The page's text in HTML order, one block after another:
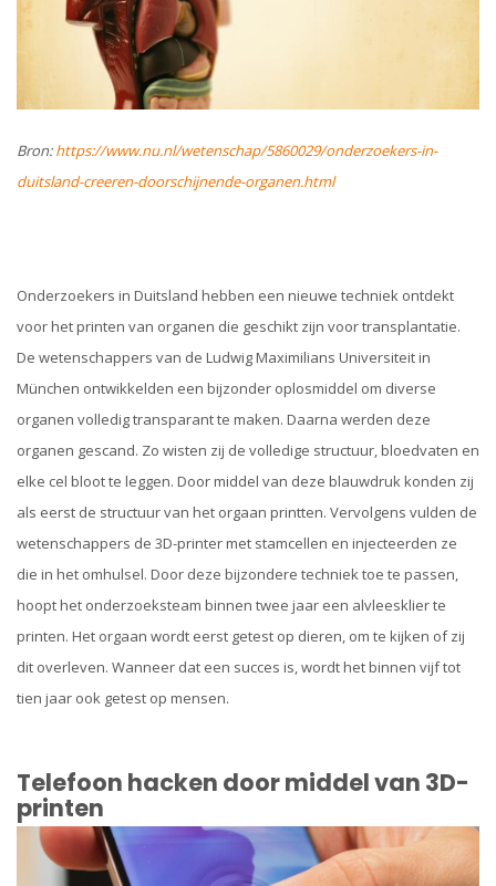
Bron:https://www.nu.nl/wetenschap/5860029/onderzoekers-in-
duitsland-creeren-doorschijnende-organen.html
Onderzoekers in Duitsland hebben een nieuwe techniek ontdekt
voor het printen van organen die geschikt zijn voor transplantatie.
De wetenschappers van de Ludwig Maximilians Universiteit in
München ontwikkelden een bijzonder oplosmiddel om diverse
organen volledig transparant te maken. Daarna werden deze
organen gescand. Zo wisten zij de volledige structuur, bloedvaten en
elke cel bloot te leggen. Door middel van deze blauwdruk konden zij
als eerst de structuur van het orgaan printten. Vervolgens vulden de
wetenschappers de 3D-printer met stamcellen en injecteerden ze
die in het omhulsel. Door deze bijzondere techniek toe te passen,
hoopt het onderzoeksteam binnen twee jaar een alvleesklier te
printen. Het orgaan wordt eerst getest op dieren, om te kijken of zij
dit overleven. Wanneer dat een succes is, wordt het binnen vijf tot
tien jaar ook getest op mensen.
Telefoon hacken door middel van 3D-
printen